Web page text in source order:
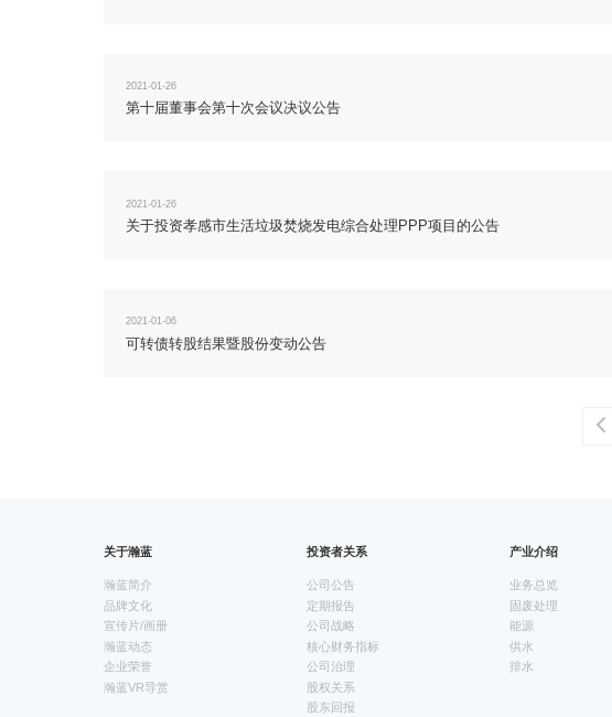
2021-01-26
第十届董事会第十次会议决议公告
2021-01-26
关于投资孝感市生活垃圾焚烧发电综合处理PPP项目的公告
2021-01-06
可转债转股结果暨股份变动公告
关于瀚蓝
瀚蓝简介
品牌文化
宣传片/画册
瀚蓝动态
企业荣誉
瀚蓝VR导赏
投资者关系
公司公告
定期报告
公司战略
核心财务指标
公司治理
股权关系
股东回报
产业介绍
业务总览
固废处理
能源
供水
排水